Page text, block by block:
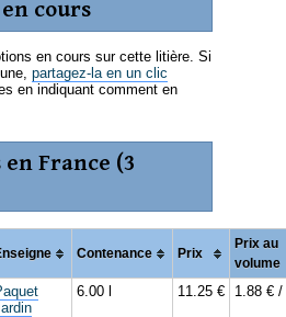
cours
en cours sur cette litière. Si
partagez-la en un clic
en indiquant comment en
France (3
Contenance Prix
Prix au
volume
6.00 l 11.25 € 1.88 € /